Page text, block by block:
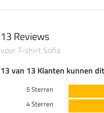
13 Reviews
voor T-shirt Sofia
13 van 13 Klanten kunnen
5 Sterren
4 Sterren